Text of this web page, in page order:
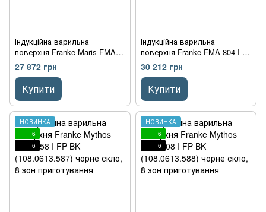
Індукційна варильна
поверхня Franke Maris FMA
654 I F BK (108.0606.111)
чорне скло, 4 зон
приготування
27 872 грн
Купити
Індукційна варильна
поверхня Franke FMA 804 I F
BK (108.0606.112) чорне
скло, 4 зон приготування
30 212 грн
Купити
НОВИНКА
6
6
НОВИНКА
6
6